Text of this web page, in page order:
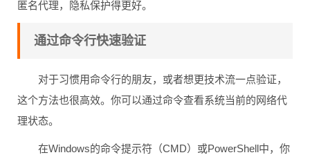
匿名代理，隐私保护得更好。
通过命令行快速验证
对于习惯用命令行的朋友，或者想更技术流一点验证，
这个方法也很高效。你可以通过命令查看系统当前的网络代
理状态。
在Windows的命令提示符（CMD）或PowerShell中，你